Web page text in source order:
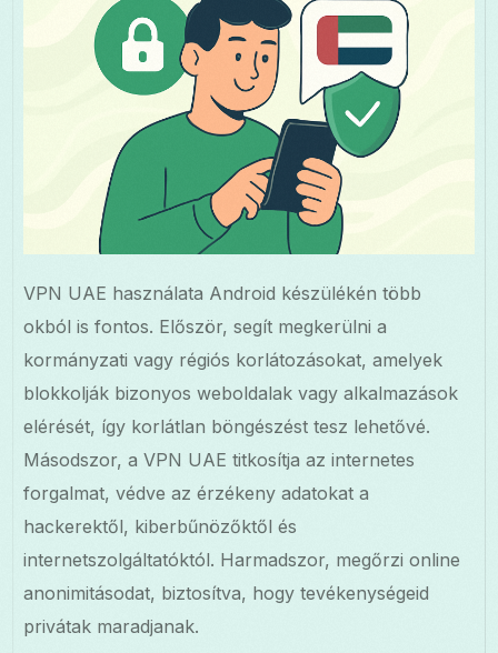
VPN UAE használata Android készülékén több
okból is fontos. Először, segít megkerülni a
kormányzati vagy régiós korlátozásokat, amelyek
blokkolják bizonyos weboldalak vagy alkalmazások
elérését, így korlátlan böngészést tesz lehetővé.
Másodszor, a VPN UAE titkosítja az internetes
forgalmat, védve az érzékeny adatokat a
hackerektől, kiberbűnözőktől és
internetszolgáltatóktól. Harmadszor, megőrzi online
anonimitásodat, biztosítva, hogy tevékenységeid
privátak maradjanak.